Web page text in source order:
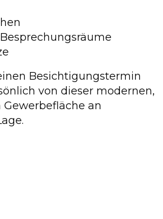
Besichtigungstermin
von dieser modernen,
an